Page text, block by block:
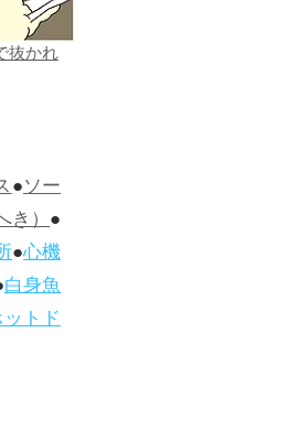
抜かれ
●ソー
き）●
●心機
白身魚
トド